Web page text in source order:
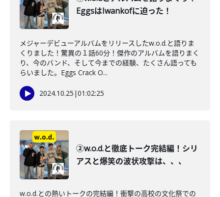
EggsはIwankofに迫った！
メジャーデビューアルバムをリリースしたw.o.d.と語りま
くりました！驚異の１話60分！傑作のアルバムを語りまく
り、今のバンド、そして今までの経験、たくさん語っても
らいました。Eggs Crack O...
2024.10.25 |01:02:25
②w.o.d.と徹底トーク完結編！シリ
アスと爆笑の波状攻撃は、、、
w.o.d.との熱いトークの完結編！衝撃の高校の文化祭での